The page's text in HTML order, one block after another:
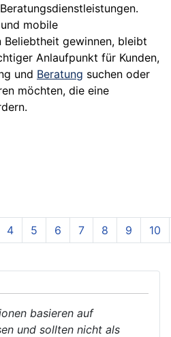
und mobile
Beliebtheit gewinnen, bleibt
Anlaufpunkt für Kunden,
und Beratung suchen oder
möchten, die eine
4 5 6 7 8 9 10
basieren auf
und sollten nicht als